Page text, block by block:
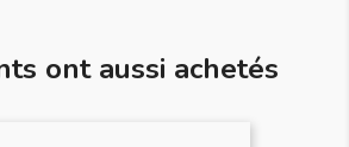
ont aussi achetés